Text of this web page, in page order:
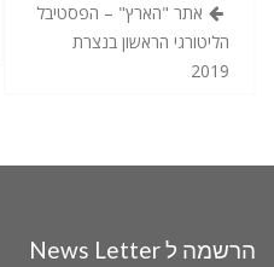
אתר "הארץ" – הפסטיבל
הליטורגי הראשון בנצרת
2019
הרשמה ל News Letter